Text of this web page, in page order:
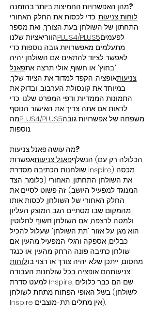
מהן האפשרויות החמיצות ביותר בהזמנה?
לוחות צניעות, כדי לכסות את החלק האחורי
התחתון של השולחן בעת הצורך, ואת מספר
הווריאציות שלנוPLUS4/PLUS5לפעמים
מתעלמים מאפשרויות גובה נוספות כדי
לאפשר לציוד להתאים. אם השולחן יהיה
"בחוץ" או חשוף, אולי תרצה אתפאנל
צניעותאופציה. הקפד למדוד את הציוד שלך,
במיוחד את קונסולת הערבוב, ובדוק את
התמונות הממדיות ודפי המפרט שלנו, כדי
לראות אם אתה צריך את האישור הנוסף
מהPLUS4/PLUS5משפחה של אפשרויות גובה
נוספות.
מה עושה פאנל צניעות?
הנשלףפאנל צניעותאפשרות (הכלולה רק עם
שולחנות הכתיבה מסדרת Inspire) מכסה
את השולחן התחתון, האחורי (כלומר, הצד
המנוגד למפעיל היושב). זה פשוט לסיים את
החלק האחורי של השולחן, לכסות אותו
מהמקום שבו מסתיים הגב המוצק העליון
ולמטה לרצפה, אם השולחן חשוף לחלוטין.
הוא מגן על אזור "תת השולחן" שעלול להכיל
כבלים, אספקה ורגלי המפעיל מהעין. אם
שולחן כתיבה פונה הרחק מהעין, או כנגד
מחסום, ייתכן שלא יהיה צורך או רצוי בו.לוחות
צניעותהם אופציה בכל שולחנות העבודה
למעט סדרת Inspire, שם הם כבר כלולים
בשל האופי הפתוח מתחת לשולחן (לשולחן
Inspire אין מתלים תת-מוצבים).